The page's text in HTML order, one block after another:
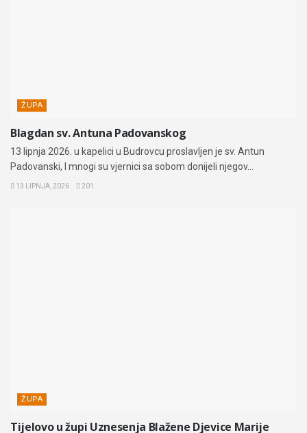
ŽUPA
Blagdan sv. Antuna Padovanskog
13 lipnja 2026. u kapelici u Budrovcu proslavljen je sv. Antun
Padovanski, I mnogi su vjernici sa sobom donijeli njegov...
13 LIPNJA, 2026 201
ŽUPA
Tijelovo u župi Uznesenja Blažene Djevice Marije